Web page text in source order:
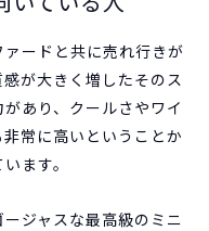
ードと共に売れ行きが
が大きく増したそのス
あり、クールさやワイ
常に高いということか
ます。
ジャスな最高級のミニ